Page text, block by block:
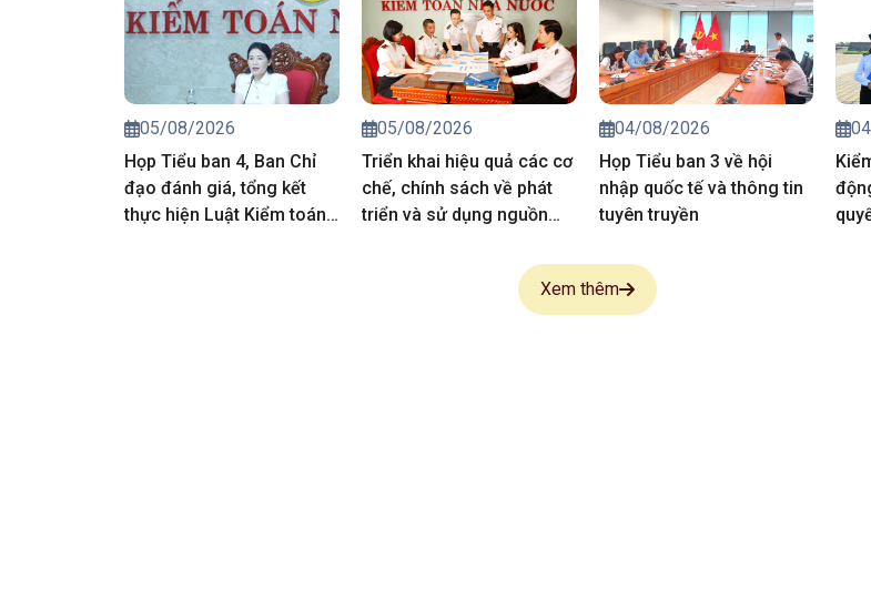
2026
05/08/2026
Họp Tiểu ban 4, Ban Chỉ
đạo đánh giá, tổng kết
thực hiện Luật Kiểm toán
05/08/2026
Triển khai hiệu quả các cơ
chế, chính sách về phát
triển và sử dụng nguồn
04/08/2026
Họp Tiểu ban 3 về hội
nhập quốc tế và thông tin
tuyên truyền
Xem thêm